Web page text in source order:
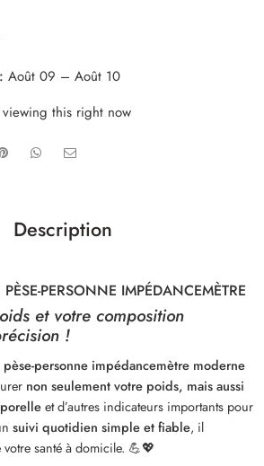
Août 09 – Août 10
this right now
Description
PERSONNE IMPÉDANCEMÈTRE
et votre composition
!
pèse-personne impédancemètre moderne
non seulement votre poids, mais aussi
et d’autres indicateurs importants pour
suivi quotidien simple et fiable, il
santé à domicile. 💪💖